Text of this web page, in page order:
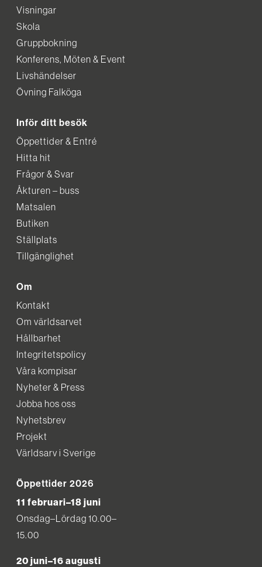
Visningar
Skola
Gruppbokning
Konferens, Möten & Event
Livshändelser
Övning Falköga
Inför ditt besök
Öppettider & Entré
Hitta hit
Frågor & Svar
Åkturen – buss
Matsalen
Butiken
Ställplats
Tillgänglighet
Om
Kontakt
Om världsarvet
Hållbarhet
Integritetspolicy
Våra kompisar
Nyheter & Press
Jobba hos oss
Nyhetsbrev
Projekt
Världsarv i Sverige
Öppettider 2026
11 februari–18 juni
Onsdag–Lördag 10.00–
15.00
20 juni–16 augusti